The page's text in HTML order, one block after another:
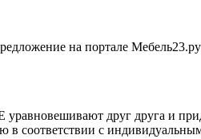
на портале Мебель23.ру
друг друга и
в соответствии с